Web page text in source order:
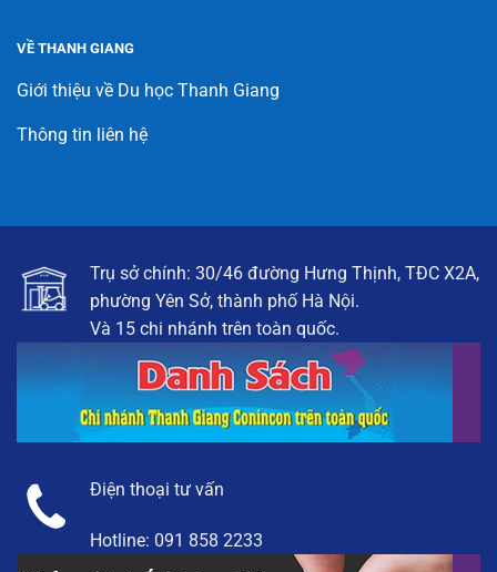
VỀ THANH GIANG
Giới thiệu về Du học Thanh Giang
Thông tin liên hệ
Trụ sở chính: 30/46 đường Hưng Thịnh, TĐC X2A,
phường Yên Sở, thành phố Hà Nội.
Và 15 chi nhánh trên toàn quốc.
Điện thoại tư vấn
Hotline: 091 858 2233